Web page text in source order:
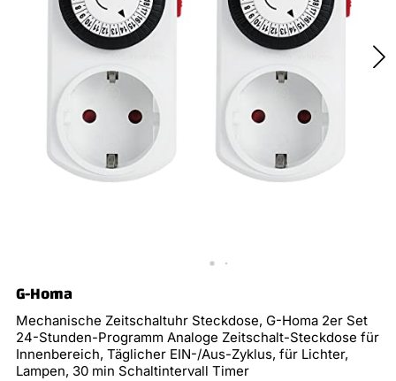
G-Homa
Mechanische Zeitschaltuhr Steckdose, G-Homa 2er Set
24-Stunden-Programm Analoge Zeitschalt-Steckdose für
Innenbereich, Täglicher EIN-/Aus-Zyklus, für Lichter,
Lampen, 30 min Schaltintervall Timer